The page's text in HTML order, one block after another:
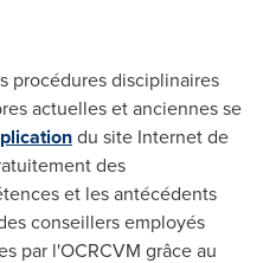
procédures disciplinaires
actuelles et anciennes se
du site Internet de
des
et les antécédents
conseillers employés
par l'OCRCVM grâce au